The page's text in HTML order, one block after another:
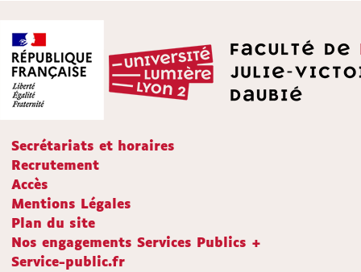
Secrétariats et horaires
Recrutement
Accès
Mentions Légales
Plan du site
Nos engagements Services Publics +
Service-public.fr